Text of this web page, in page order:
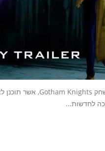
לחדשות...